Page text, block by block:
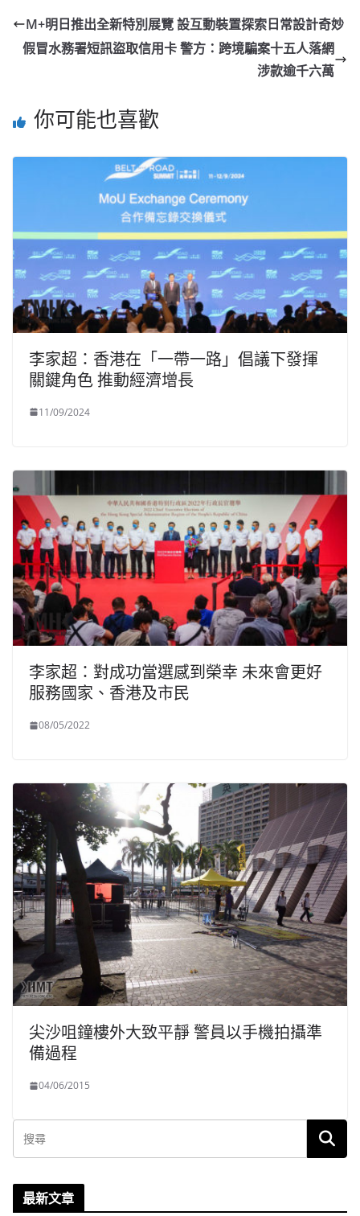
M+明日推出全新特別展覽 設互動裝置探索日常設計奇妙
假冒水務署短訊盜取信用卡 警方：跨境騙案十五人落網
涉款逾千六萬
你可能也喜歡
李家超：香港在「一帶一路」倡議下發揮
關鍵角色 推動經濟增長
11/09/2024
李家超：對成功當選感到榮幸 未來會更好
服務國家、香港及市民
08/05/2022
尖沙咀鐘樓外大致平靜 警員以手機拍攝準
備過程
04/06/2015
最新文章